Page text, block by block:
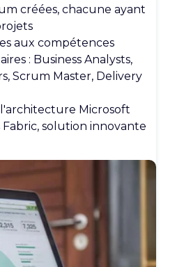
créées, chacune ayant
aux compétences
: Business Analysts,
, Scrum Master, Delivery
l'architecture Microsoft
Fabric, solution innovante